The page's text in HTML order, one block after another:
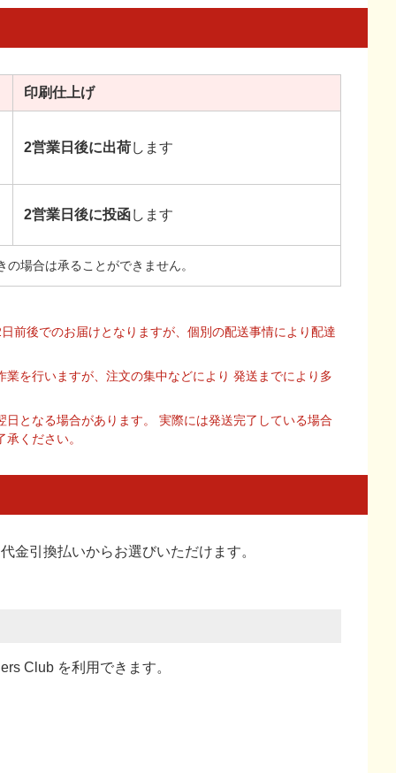
印刷仕上げ
2営業日後に出荷します
2営業日後に投函します
場合は承ることができません。
前後でのお届けとなりますが、個別の配送事情により配達
を行いますが、注文の集中などにより 発送までにより多
となる場合があります。 実際には発送完了している場合
ください。
金引換払いからお選びいただけます。
Club を利用できます。